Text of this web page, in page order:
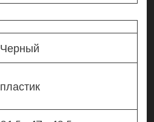
Черный
пластик